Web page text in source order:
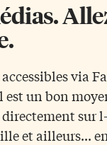
via
un bon
sur
et ailleurs...